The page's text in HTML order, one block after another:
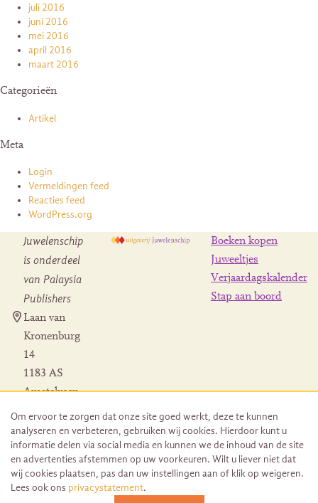
juli 2016
juni 2016
mei 2016
april 2016
maart 2016
Categorieën
Artikel
Meta
Login
Vermeldingen feed
Reacties feed
WordPress.org
Juwelenschip
is onderdeel
van Palaysia
Publishers
Laan van
Kronenburg
14
1183 AS
Amstelveen
Herroeping
bestelling
Boeken kopen
Juweeltjes
Verjaardagskalender
Stap aan boord
Om ervoor te zorgen dat onze site goed werkt, deze te kunnen
analyseren en verbeteren, gebruiken wij cookies. Hierdoor kunt u
informatie delen via social media en kunnen we de inhoud van de site
en advertenties afstemmen op uw voorkeuren. Wilt u liever niet dat
wij cookies plaatsen, pas dan uw instellingen aan of klik op weigeren.
Lees ook ons privacystatement.